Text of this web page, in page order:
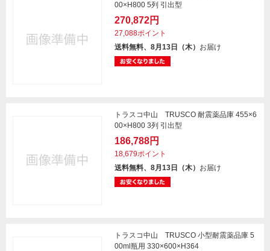
00×H800 5列 引出型
270,872円
27,088ポイント
送料無料、8月13日（木） お届け
トラスコ中山 TRUSCO 耐震薬品庫 455×6
00×H800 3列 引出型
186,788円
18,679ポイント
送料無料、8月13日（木） お届け
トラスコ中山 TRUSCO 小型耐震薬品庫 5
00ml瓶用 330×600×H364